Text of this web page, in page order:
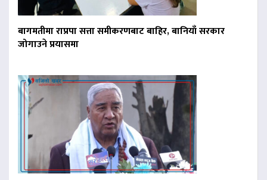
बागमतीमा राप्रपा सत्ता समीकरणबाट बाहिर, बानियाँ सरकार
जोगाउने प्रयासमा